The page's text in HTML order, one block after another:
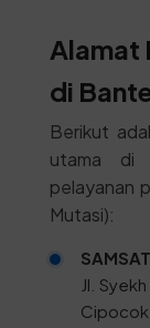
Alamat
di
Berikut
utama di
pelayanan
Mutasi):
Jl.
Cipocok